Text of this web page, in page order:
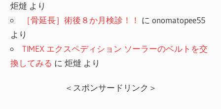
炬燵 より
［骨延長］術後８か月検診！！ にonomatopee55
より
TIMEX エクスペディション ソーラーのベルトを交
換してみる に炬燵 より
＜スポンサードリンク＞